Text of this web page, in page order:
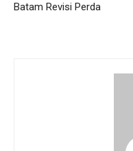
Batam Revisi Perda